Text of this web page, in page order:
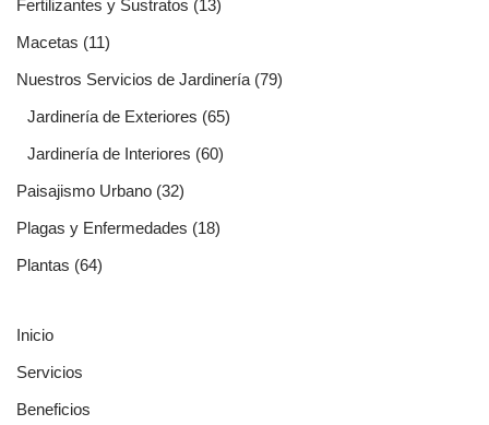
Fertilizantes y Sustratos (13)
Macetas (11)
Nuestros Servicios de Jardinería(79)
Jardinería de Exteriores (65)
Jardinería de Interiores (60)
Paisajismo Urbano (32)
Plagas y Enfermedades (18)
Plantas (64)
Inicio
Servicios
Beneficios